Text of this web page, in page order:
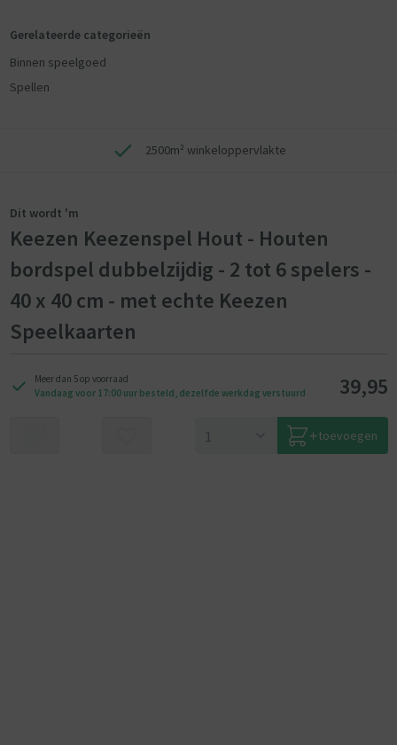
Gerelateerde categorieën
Binnen speelgoed
Spellen
2500m² winkeloppervlakte
Dit wordt 'm
Keezen Keezenspel Hout - Houten
bordspel dubbelzijdig - 2 tot 6 spelers -
40 x 40 cm - met echte Keezen
Speelkaarten
Meer dan 5 op voorraad
Vandaag voor 17:00 uur besteld, dezelfde werkdag verstuurd
39,95
toevoegen